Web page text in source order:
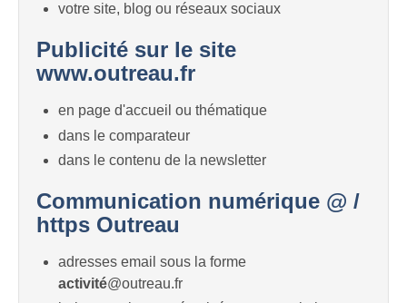
votre site, blog ou réseaux sociaux
Publicité sur le site
www.outreau.fr
en page d'accueil ou thématique
dans le comparateur
dans le contenu de la newsletter
Communication numérique @ /
https Outreau
adresses email sous la forme
activité@outreau.fr